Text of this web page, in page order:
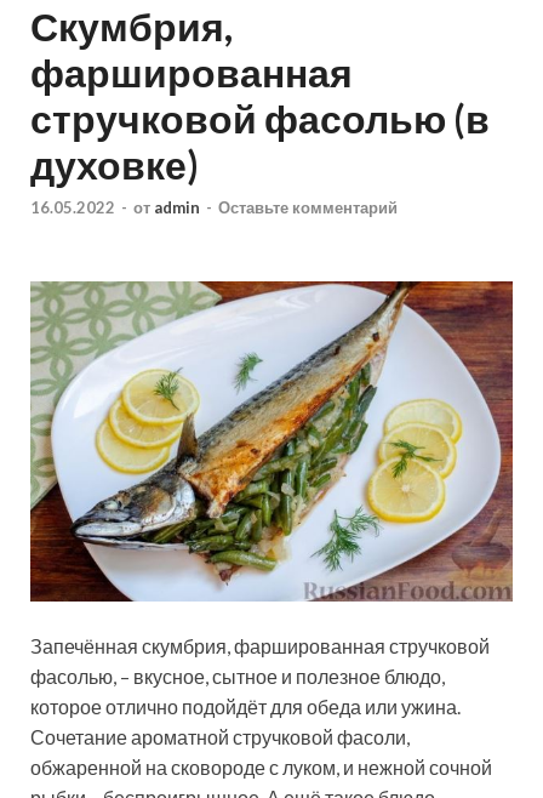
Скумбрия,
фаршированная
стручковой фасолью (в
духовке)
16.05.2022 - от admin - Оставьте комментарий
Запечённая скумбрия, фаршированная стручковой
фасолью, – вкусное, сытное и полезное блюдо,
которое отлично подойдёт для обеда или ужина.
Сочетание ароматной стручковой фасоли,
обжаренной на сковороде с луком, и нежной сочной